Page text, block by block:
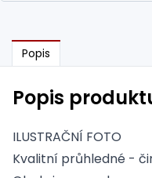
Popis
Popis
ILUSTRAČNÍ FOTO
Kvalitní průhledné -